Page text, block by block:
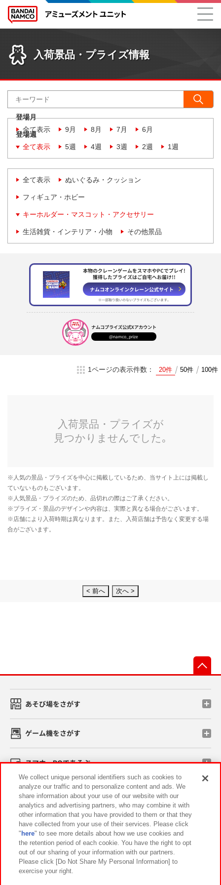
入荷景品・プライズ情報
登場月
全て表示
9月 8月 7月 6月
登場週
全て表示
5週 4週 3週 2週 1週
全て表示 ぬいぐるみ・クッション
フィギュア・ホビー
キーホルダー・マスコット・アクセサリー
生活雑貨・インテリア・小物 その他景品
本物のクレーンゲームをスマホやPCでプレイ!
獲得したプライズはご自宅へお届け!!
ナムコオンラインクレーン公式サイト
※一部取り扱いのないプライズもございます。
ナムコプライズ公式Xアカウント
@namco_prize
1ページの表示件数： 20件 50件 100件
< 前へ 次へ >
あそび場をさがす
ゲーム機をさがす
スマホ・PCであそぶ
イベント・キャンペーン
関連会社 サステナビリティ サイトポリシー
プライバシーポリシー ウェブアクセシビリティ方針と検証結果
お取引先さまとともに
We collect unique personal identifiers such as cookies to
analyze our traffic and to personalize content and ads. We
share information about your use of our website with our
analytics and advertising partners, who may combine it with
other information that you have provided to them or that they
have collected from your use of their services. Please click
" here" to see more details about how we use cookies and
the retention period of each cookie. You have the right to opt
out of our sharing of your information with our partners.
Please click [Do Not Share My Personal Information] to
exercise your right.